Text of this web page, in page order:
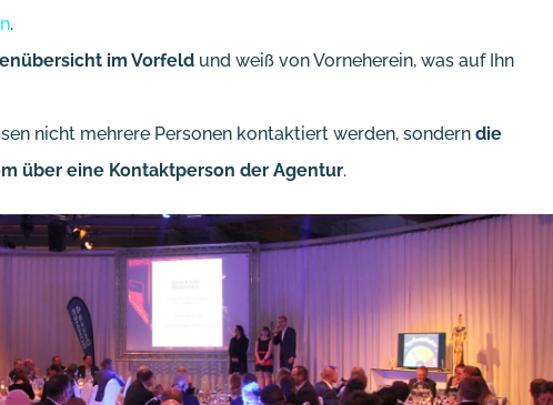
.
im Vorfeld und weiß von Vorneherein, was auf Ihn
nicht mehrere Personen kontaktiert werden, sondern die
über eine Kontaktperson der Agentur.